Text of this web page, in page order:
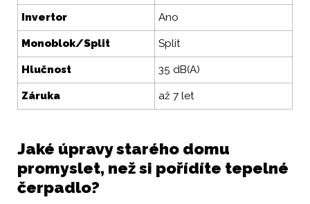
Invertor Ano
Monoblok/Split Split
Hlučnost 35 dB(A)
Záruka až 7 let
Jaké úpravy starého domu
promyslet, než si pořídíte tepelné
čerpadlo?